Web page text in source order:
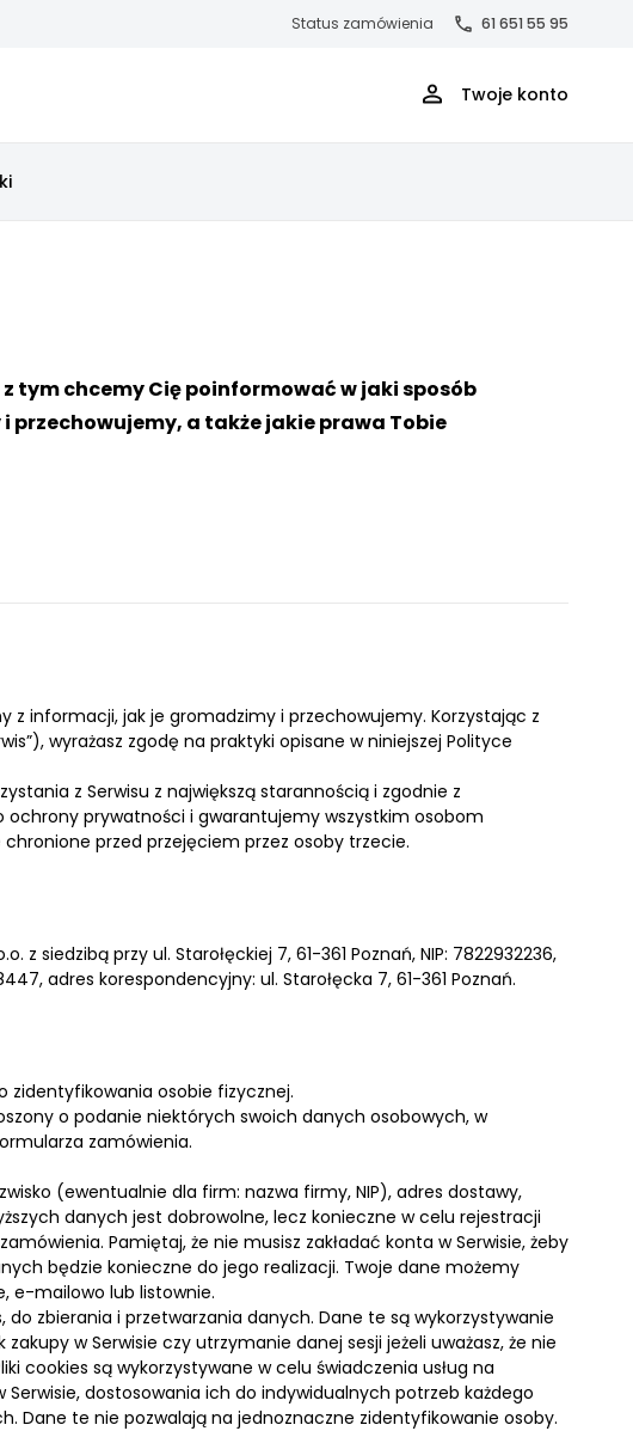
Status zamówienia 61 651 55 95
Twoje konto
tym chcemy Cię poinformować w jaki sposób
przechowujemy, a także jakie prawa Tobie
z informacji, jak je gromadzimy i przechowujemy. Korzystając z
wyrażasz zgodę na praktyki opisane w niniejszej Polityce
z Serwisu z największą starannością i zgodnie z
prywatności i gwarantujemy wszystkim osobom
przed przejęciem przez osoby trzecie.
siedzibą przy ul. Starołęckiej 7, 61-361 Poznań, NIP: 7822932236,
adres korespondencyjny: ul. Starołęcka 7, 61-361 Poznań.
zidentyfikowania osobie fizycznej.
o podanie niektórych swoich danych osobowych, w
zamówienia.
(ewentualnie dla firm: nazwa firmy, NIP), adres dostawy,
danych jest dobrowolne, lecz konieczne w celu rejestracji
Pamiętaj, że nie musisz zakładać konta w Serwisie, żeby
będzie konieczne do jego realizacji. Twoje dane możemy
e-mailowo lub listownie.
zbierania i przetwarzania danych. Dane te są wykorzystywanie
w Serwisie czy utrzymanie danej sesji jeżeli uważasz, że nie
cookies są wykorzystywane w celu świadczenia usług na
dostosowania ich do indywidualnych potrzeb każdego
Dane te nie pozwalają na jednoznaczne zidentyfikowanie osoby.